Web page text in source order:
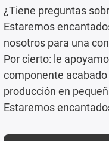
¿Tiene preguntas
Estaremos
nosotros para una
Por cierto: le
componente
producción en
Estaremos